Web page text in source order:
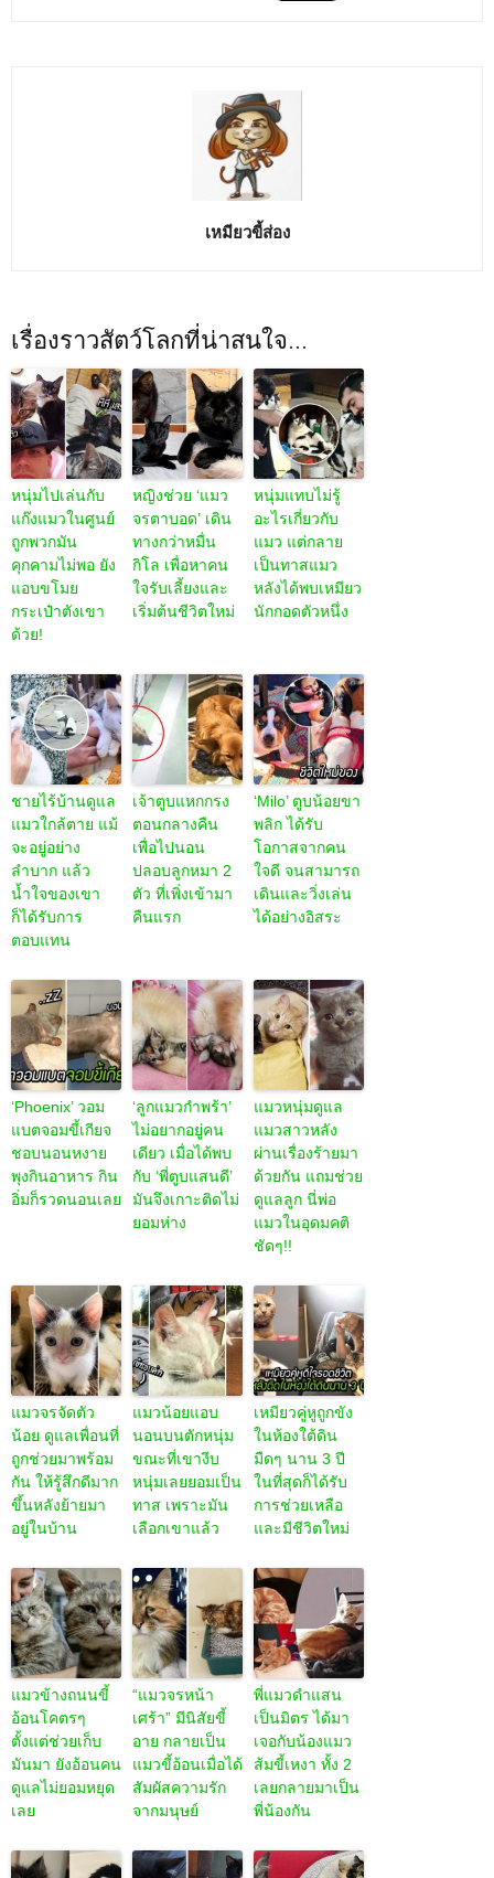
เหมียวขี้ส่อง
เรื่องราวสัตว์โลกที่น่าสนใจ...
หนุ่มไปเล่นกับ
แก๊งแมวในศูนย์
ถูกพวกมัน
คุกคามไม่พอ ยัง
แอบขโมย
กระเป๋าตังเขา
ด้วย!
หญิงช่วย ‘แมว
จรตาบอด’ เดิน
ทางกว่าหมื่น
กิโล เพื่อหาคน
ใจรับเลี้ยงและ
เริ่มต้นชีวิตใหม่
หนุ่มแทบไม่รู้
อะไรเกี่ยวกับ
แมว แต่กลาย
เป็นทาสแมว
หลังได้พบเหมียว
นักกอดตัวหนึ่ง
ชายไร้บ้านดูแล
แมวใกล้ตาย แม้
จะอยู่อย่าง
ลำบาก แล้ว
น้ำใจของเขา
ก็ได้รับการ
ตอบแทน
เจ้าตูบแหกกรง
ตอนกลางคืน
เพื่อไปนอน
ปลอบลูกหมา 2
ตัว ที่เพิ่งเข้ามา
คืนแรก
‘Milo’ ตูบน้อยขา
พลิก ได้รับ
โอกาสจากคน
ใจดี จนสามารถ
เดินและวิ่งเล่น
ได้อย่างอิสระ
‘Phoenix’ วอม
แบตจอมขี้เกียจ
ชอบนอนหงาย
พุงกินอาหาร กิน
อิ่มก็รวดนอนเลย
‘ลูกแมวกำพร้า’
ไม่อยากอยู่คน
เดียว เมื่อได้พบ
กับ ‘พี่ตูบแสนดี’
มันจึงเกาะติดไม่
ยอมห่าง
แมวหนุ่มดูแล
แมวสาวหลัง
ผ่านเรื่องร้ายมา
ด้วยกัน แถมช่วย
ดูแลลูก นี่พ่อ
แมวในอุดมคติ
ชัดๆ!!
แมวจรจัดตัว
น้อย ดูแลเพื่อนที่
ถูกช่วยมาพร้อม
กัน ให้รู้สึกดีมาก
ขึ้นหลังย้ายมา
อยู่ในบ้าน
แมวน้อยแอบ
นอนบนตักหนุ่ม
ขณะที่เขางีบ
หนุ่มเลยยอมเป็น
ทาส เพราะมัน
เลือกเขาแล้ว
เหมียวคู่หูถูกขัง
ในห้องใต้ดิน
มืดๆ นาน 3 ปี
ในที่สุดก็ได้รับ
การช่วยเหลือ
และมีชีวิตใหม่
แมวข้างถนนขี้
อ้อนโคตรๆ
ตั้งแต่ช่วยเก็บ
มันมา ยังอ้อนคน
ดูแลไม่ยอมหยุด
เลย
“แมวจรหน้า
เศร้า” มีนิสัยขี้
อาย กลายเป็น
แมวขี้อ้อนเมื่อได้
สัมผัสความรัก
จากมนุษย์
พี่แมวดำแสน
เป็นมิตร ได้มา
เจอกับน้องแมว
ส้มขี้เหงา ทั้ง 2
เลยกลายมาเป็น
พี่น้องกัน